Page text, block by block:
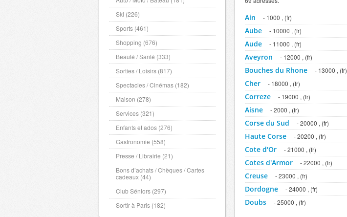
Ain - 1000 , (fr)
Aube - 10000 , (fr)
Aude - 11000 , (fr)
Aveyron - 12000 , (fr)
Bouches du Rhone - 13000 , (fr)
Cher - 18000 , (fr)
Correze - 19000 , (fr)
Aisne - 2000 , (fr)
Corse du Sud - 20000 , (fr)
Haute Corse - 20200 , (fr)
Cote d'Or - 21000 , (fr)
Cotes d'Armor - 22000 , (fr)
Creuse - 23000 , (fr)
Dordogne - 24000 , (fr)
Doubs - 25000 , (fr)
Ski (226)
Sports (461)
Shopping (676)
Beauté / Santé (333)
Sorties / Loisirs (817)
Spectacles / Cinémas (182)
Maison (278)
Services (321)
Enfants et ados (276)
Gastronomie (558)
Presse / Librairie (21)
Bons d’achats / Chèques / Cartes
cadeaux (44)
Club Séniors (297)
Sortir à Paris (182)